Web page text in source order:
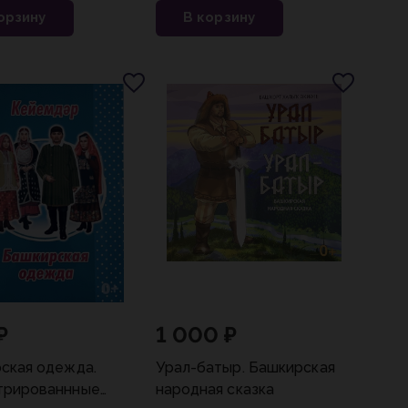
В корзину
одежда.
1 000 ₽
Урал-батыр. Башкирская
народная сказка